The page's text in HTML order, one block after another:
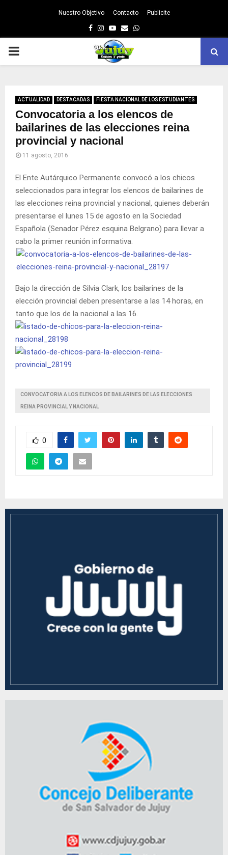
Nuestro Objetivo Contacto Publicite
Facebook
Instagram
Youtube
EmailWhatsapp
PRIMARY
ACTUALIDAD DESTACADAS FIESTA NACIONAL DE LOS ESTUDIANTES
Convocatoria a los elencos de
bailarines de las elecciones reina
provincial y nacional
11 agosto, 2016
El Ente Autárquico Permanente convocó a los chicos
seleccionados para integrar los elencos de bailarines de
las elecciones reina provincial y nacional, quienes deberán
presentarse el lunes 15 de agosto en la Sociedad
Española (Senador Pérez esquina Belgrano) para llevar a
cabo la primer reunión informativa.
Bajo la dirección de Silvia Clark, los bailarines de la
elección provincial deben presentarse a las 14 horas, en
tanto que los de la nacional a las 16.
CONVOCATORIA A LOS ELENCOS DE BAILARINES DE LAS ELECCIONES
REINA PROVINCIAL Y NACIONAL
0